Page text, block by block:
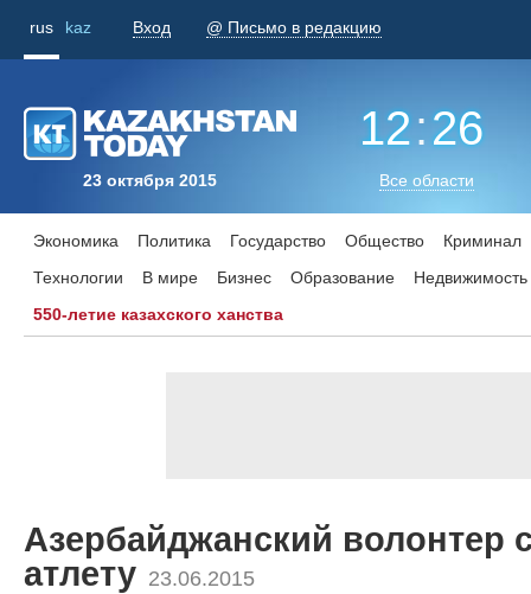
rus kaz Вход @ Письмо в редакцию
23 октября 2015
12:26
Все области
Экономика Политика Государство Общество
Криминал
Технологии
В мире Бизнес Образование
Недвижимость
550-летие казахского ханства
Азербайджанский волонтер
атлету 23.06.2015